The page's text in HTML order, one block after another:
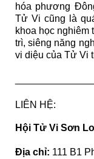
hóa phương
Tử Vi cũng là
khoa học nghiêm
trì, siêng năng
vi diệu của Tử Vi
LIÊN HỆ:
Hội Tử Vi Sơn
Địa chỉ: 111 B1